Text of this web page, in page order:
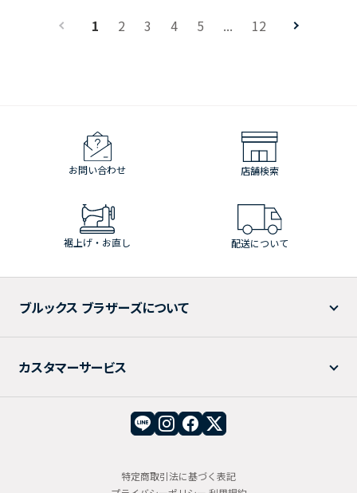
1 2 3 4 5 ... 12
お問い合わせ 店舗検索
裾上げ・お直し 配送について
ブルックス ブラザーズについて
カスタマーサービス
特定商取引法に基づく表記